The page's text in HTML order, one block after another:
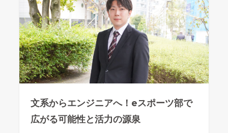
文系からエンジニアへ！eスポーツ部で
広がる可能性と活力の源泉